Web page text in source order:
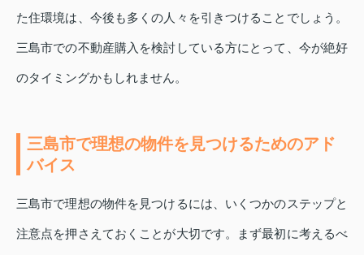
た住環境は、今後も多くの人々を引きつけることでしょう。
三島市での不動産購入を検討している方にとって、今が絶好
のタイミングかもしれません。
三島市で理想の物件を見つけるためのアド
バイス
三島市で理想の物件を見つけるには、いくつかのステップと
注意点を押さえておくことが大切です。まず最初に考えるべ